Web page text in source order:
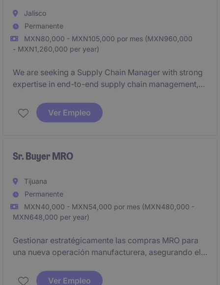
Jalisco
Permanente
MXN80,000 - MXN105,000 por mes (MXN960,000
- MXN1,260,000 per year)
We are seeking a Supply Chain Manager with strong
expertise in end-to-end supply chain management,
position plays a crucial role in aligning demand,
production, inventory, and logistics activities to drive
someone passionate about optimizing supply chain
Ver Empleo
Sr. Buyer MRO
Tijuana
Permanente
MXN40,000 - MXN54,000 por mes (MXN480,000 -
MXN648,000 per year)
Gestionar estratégicamente las compras MRO para
una nueva operación manufacturera, asegurando el
y servicios. Lidera negociaciones con proveedores
Ver Empleo